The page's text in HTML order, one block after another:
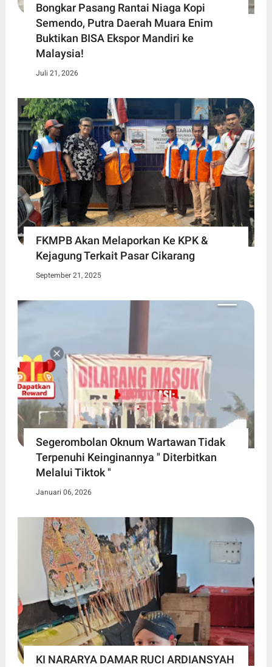
Bongkar Pasang Rantai Niaga Kopi
Semendo, Putra Daerah Muara Enim
Buktikan BISA Ekspor Mandiri ke
Malaysia!
Juli 21, 2026
FKMPB Akan Melaporkan Ke KPK &
Kejagung Terkait Pasar Cikarang
September 21, 2025
Segerombolan Oknum Wartawan Tidak
Terpenuhi Keinginannya " Diterbitkan
Melalui Tiktok "
Januari 06, 2026
KI NARARYA DAMAR RUCI ARDIANSYAH